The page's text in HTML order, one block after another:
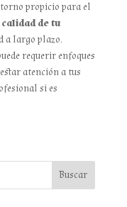
propicio para el
calidad de tu
a largo plazo.
requerir enfoques
atención a tus
si es
Buscar